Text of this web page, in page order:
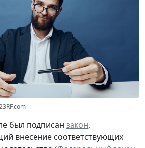
был подписан закон,
внесение соответствующих